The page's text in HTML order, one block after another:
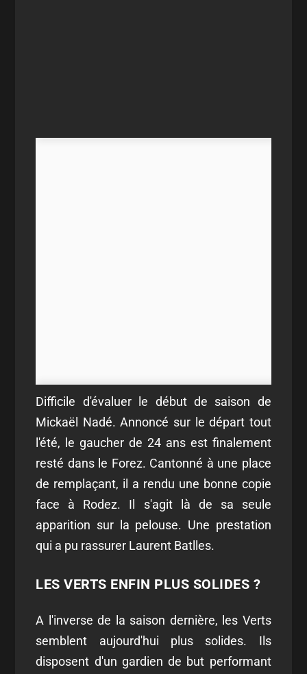
Difficile d'évaluer le début de saison de
Mickaël Nadé. Annoncé sur le départ tout
l'été, le gaucher de 24 ans est finalement
resté dans le Forez. Cantonné à une place
de remplaçant, il a rendu une bonne copie
face à Rodez. Il s'agit là de sa seule
apparition sur la pelouse. Une prestation
qui a pu rassurer Laurent Batlles.
LES VERTS ENFIN PLUS SOLIDES ?
A l'inverse de la saison dernière, les Verts
semblent aujourd'hui plus solides. Ils
disposent d'un gardien de but performant